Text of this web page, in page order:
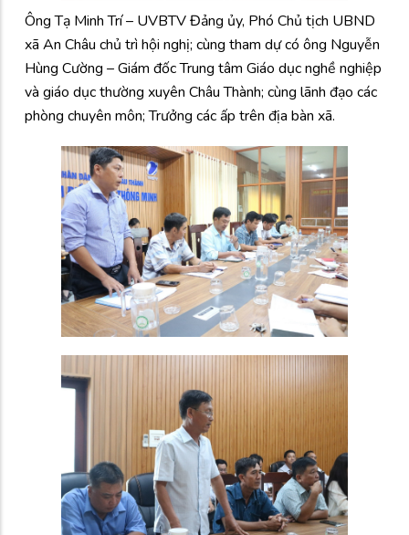
Ông Tạ Minh Trí – UVBTV Đảng ủy, Phó Chủ tịch UBND
xã An Châu chủ trì hội nghị; cùng tham dự có ông Nguyễn
Hùng Cường – Giám đốc Trung tâm Giáo dục nghề nghiệp
và giáo dục thường xuyên Châu Thành; cùng lãnh đạo các
phòng chuyên môn; Trưởng các ấp trên địa bàn xã.